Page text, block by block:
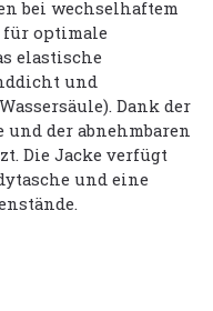
bei wechselhaftem
für optimale
elastische
und
Dank der
der abnehmbaren
Die Jacke verfügt
und eine